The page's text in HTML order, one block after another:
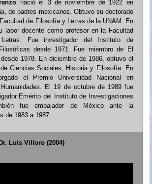
nació el 3 de noviembre de 1922 en
de padres mexicanos. Obtuvo su doctorado
de Filosofía y Letras de la UNAM. En
labor docente como profesor en la Facultad
Fue investigador del Instituto de
desde 1971. Fue miembro de El
1978. En diciembre de 1986, obtuvo el
Ciencias Sociales, Historia y Filosofía. En
el Premio Universidad Nacional en
Humanidades. El 19 de octubre de 1989 fue
Emérito del Instituto de Investigaciones
fue embajador de México ante la
de 1983 a 1987.
Luis Villoro (2004)